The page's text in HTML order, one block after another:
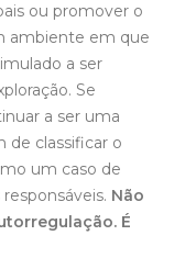
ou promover o
ambiente em que
a ser
Se
a ser uma
de classificar o
um caso de
Não
É